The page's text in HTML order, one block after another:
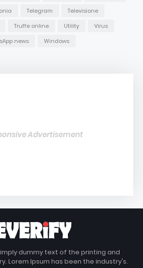
Telegram
Televisione
Truffe online Utility
Virus
news Windows
Advertisement
dummy text of the printing and
Lorem Ipsum has been the industry's.